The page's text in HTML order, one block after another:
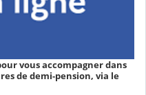
vous accompagner dans
de demi-pension, via le